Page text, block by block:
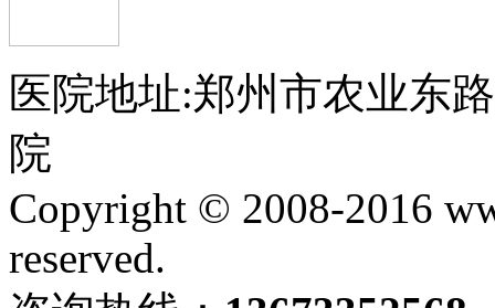
医院地址:郑州市农业东
院
Copyright © 2008-2016
reserved.